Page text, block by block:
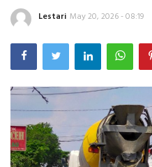
PSPS PEKANBARU
LIFESTYLE
INDEKS
HEALTHY
Lestari May 20, 2026 - 08:19